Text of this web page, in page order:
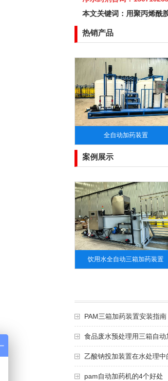
本文关键词： 用聚丙烯酰
热销产品
全自动加药装置
案例展示
饮用水全自动三箱加药装置
PAM三箱加药装置安装指南
食品废水预处理用三箱自动
乙酸钠投加装置在水处理中
pam自动加药机的4个好处